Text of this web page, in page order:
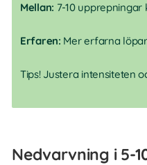
Mellan: 7-10
Erfaren: Mer erfarna
Tips! Justera intensiteten
Nedvarvning i 5-